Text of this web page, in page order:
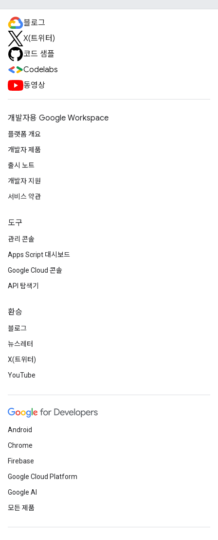
블로그
X(트위터)
코드 샘플
Codelabs
동영상
개발자용 Google Workspace
플랫폼 개요
개발자 제품
출시 노트
개발자 지원
서비스 약관
도구
관리 콘솔
Apps Script 대시보드
Google Cloud 콘솔
API 탐색기
환승
블로그
뉴스레터
X(트위터)
YouTube
Android
Chrome
Firebase
Google Cloud Platform
Google AI
모든 제품